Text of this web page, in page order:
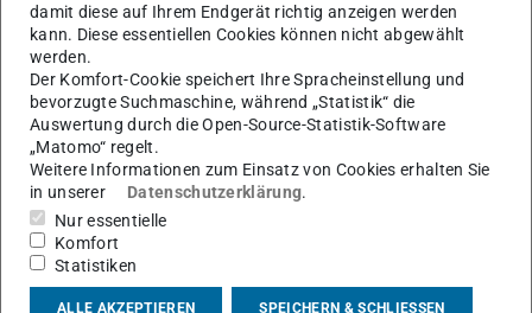
2016 Wissenschaftliche Mitarbeiterin und
Koordinatorin der Interdisziplinären Arbeitsgruppe
„Historische Gärten im Klimawandel“ an der Berlin-
Brandenburgischen Akademie der Wissenschaften
2013–2015 Projektleiterin des DFG-Projekts „Baukunst
und Wissenschaft – Architektenausbildung um 1800
am Beispiel der Berliner Bauakademie“ (Eigene Stelle)
an der Freien Universität Berlin
April 2013 – Juni 2013 Stipendiatin der Stiftung
Weimarer Klassik, Forschungsthema: Klassizismus und
damit diese auf Ihrem Endgerät richtig anzeigen werden
kann. Diese essentiellen Cookies können nicht abgewählt
werden.
Der Komfort-Cookie speichert Ihre Spracheinstellung und
bevorzugte Suchmaschine, während „Statistik“ die
Auswertung durch die Open-Source-Statistik-Software
„Matomo“ regelt.
Weitere Informationen zum Einsatz von Cookies erhalten Sie
in unserer
Datenschutzerklärung.
Nur essentielle
Komfort
Statistiken
ALLE AKZEPTIEREN SPEICHERN & SCHLIESSEN